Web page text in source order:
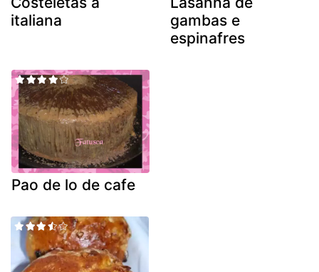
italiana
gambas e
espinafres
Pao de lo de cafe